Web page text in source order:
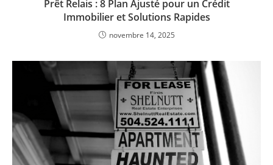
Prêt Relais : 8 Plan Ajusté pour un Crédit
Immobilier et Solutions Rapides
novembre 14, 2025